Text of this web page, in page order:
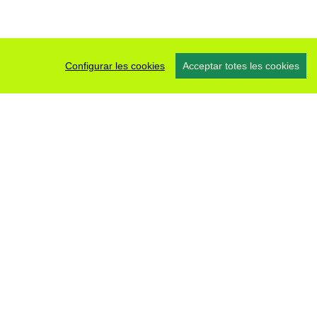
Configurar les cookies Acceptar totes les cookies